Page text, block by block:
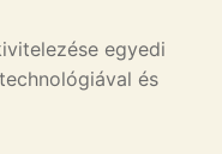
egyedi
és